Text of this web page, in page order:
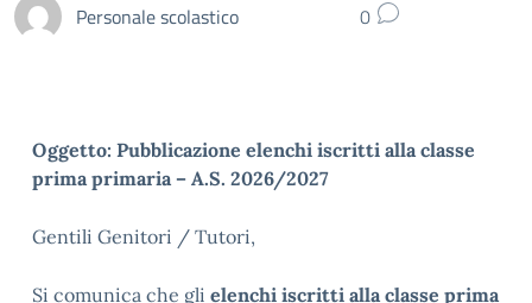
Personale scolastico 0
Oggetto: Pubblicazione elenchi iscritti alla classe
prima primaria – A.S. 2026/2027
Gentili Genitori / Tutori,
Si comunica che gli elenchi iscritti alla classe prima